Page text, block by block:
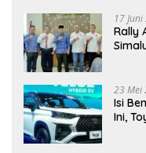
17
Rally
23 Mei
Isi
Ini,